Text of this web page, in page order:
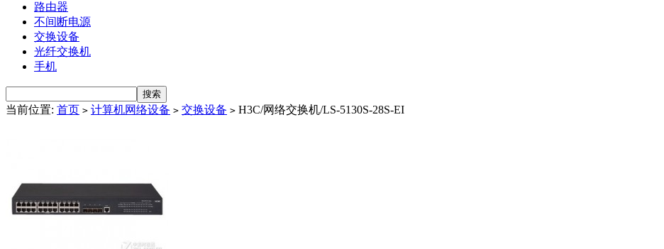
路由器
不间断电源
交换设备
光纤交换机
手机
当前位置: 首页 > 计算机网络设备 > 交换设备 > H3C/网络交换机/LS-5130S-28S-EI